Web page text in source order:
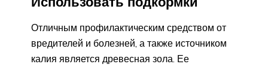
Отличным профилактическим средством от
вредителей и болезней, а также источником
калия является древесная зола. Ее